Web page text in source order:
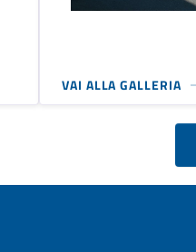
VAI ALLA GALLERIA